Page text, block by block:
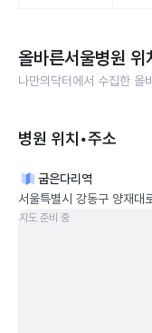
올바른서울병원 위
나만의닥터에서 수집한 올
병원 위치•주소
굽은다리역
서울특별시 강동구 양재
지도 준비 중